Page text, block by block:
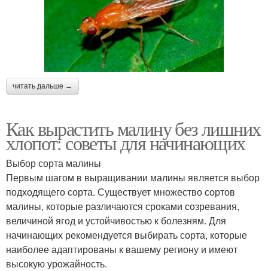
читать дальше →
Как вырастить малину без лишних
хлопот: советы для начинающих
Выбор сорта малины
Первым шагом в выращивании малины является выбор
подходящего сорта. Существует множество сортов
малины, которые различаются сроками созревания,
величиной ягод и устойчивостью к болезням. Для
начинающих рекомендуется выбирать сорта, которые
наиболее адаптированы к вашему региону и имеют
высокую урожайность.